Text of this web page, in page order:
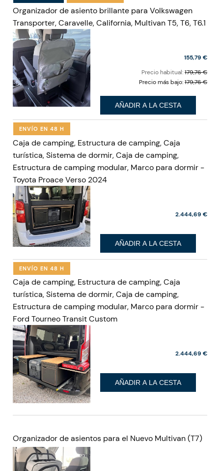
Organizador de asiento brillante para Volkswagen
Transporter, Caravelle, California, Multivan T5, T6, T6.1
155,79 €
Precio habitual:179,76 €
Precio más bajo:179,76 €
AÑADIR A LA CESTA
Caja de camping, Estructura de camping, Caja
turística, Sistema de dormir, Caja de camping,
Estructura de camping modular, Marco para dormir -
Toyota Proace Verso 2024
2.444,69 €
AÑADIR A LA CESTA
ENVÍO EN 48 H
Caja de camping, Estructura de camping, Caja
turística, Sistema de dormir, Caja de camping,
Estructura de camping modular, Marco para dormir -
Ford Tourneo Transit Custom
2.444,69 €
AÑADIR A LA CESTA
ENVÍO EN 48 H
Organizador de asientos para el Nuevo Multivan (T7)